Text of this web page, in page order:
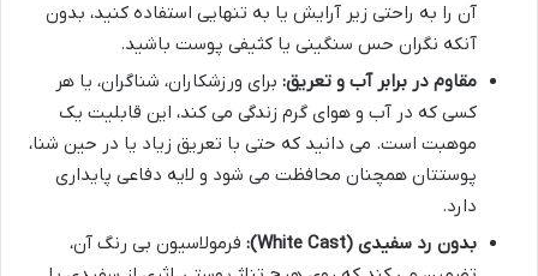
آن را به راحتی زیر آرایش یا به تنهایی استفاده کنید، بدون
آنکه نگران حس سنگینی یا کثیفی پوست باشید.
مقاوم در برابر آب و تعریق: برای ورزشکاران، شناگران، یا هر
کسی که در آب و هوای گرم زندگی می کند، این قابلیت یک
موهبت است. می دانید که حتی با تعریق زیاد یا در حین شنا،
پوستتان همچنان محافظت می شود و لایه دفاعی پایداری
دارد.
بدون رد سفیدی (White Cast):
فرمولاسیون بی رنگ آن،